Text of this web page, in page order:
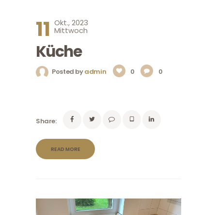
11 Okt., 2023
Mittwoch
Küche
Posted byadmin 0 0
Share:
READ MORE